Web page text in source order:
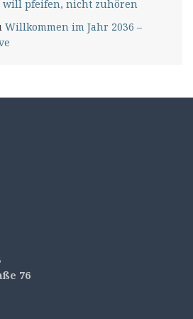
will pfeifen, nicht zuhören
Willkommen im Jahr 2036 –
76